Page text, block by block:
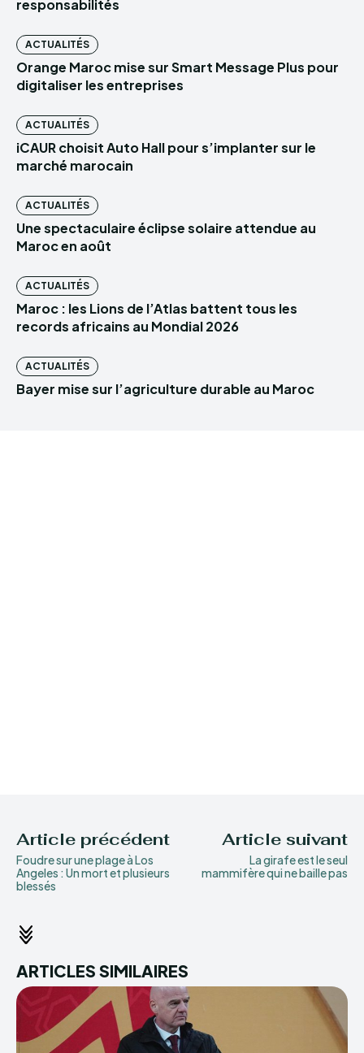
responsabilités
ACTUALITÉS
Orange Maroc mise sur Smart Message Plus pour
digitaliser les entreprises
ACTUALITÉS
iCAUR choisit Auto Hall pour s’implanter sur le
marché marocain
ACTUALITÉS
Une spectaculaire éclipse solaire attendue au
Maroc en août
ACTUALITÉS
Maroc : les Lions de l’Atlas battent tous les
records africains au Mondial 2026
ACTUALITÉS
Bayer mise sur l’agriculture durable au Maroc
Article précédent
Foudre sur une plage à Los
Angeles : Un mort et plusieurs
blessés
Article suivant
La girafe est le seul
mammifère qui ne baille pas
ARTICLES SIMILAIRES